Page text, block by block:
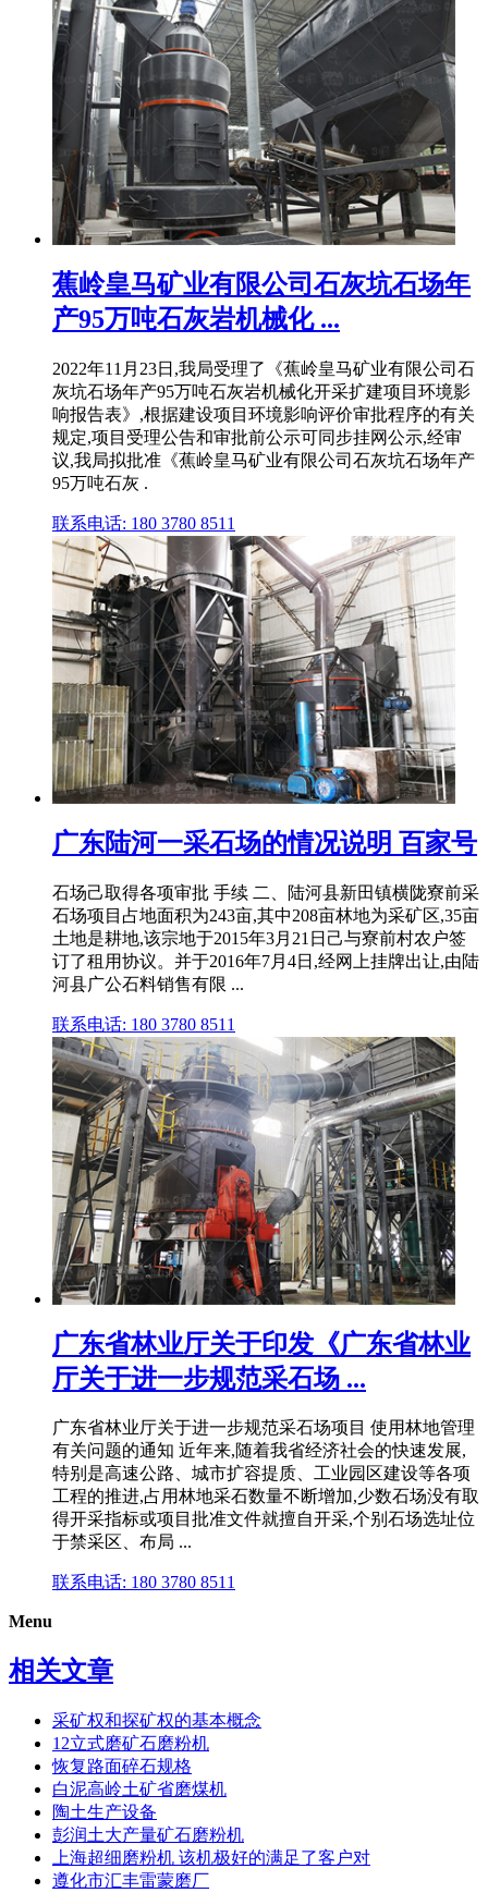
蕉岭皇马矿业有限公司石灰坑石场年
产95万吨石灰岩机械化 ...
2022年11月23日,我局受理了《蕉岭皇马矿业有限公司石
灰坑石场年产95万吨石灰岩机械化开采扩建项目环境影
响报告表》,根据建设项目环境影响评价审批程序的有关
规定,项目受理公告和审批前公示可同步挂网公示,经审
议,我局拟批准《蕉岭皇马矿业有限公司石灰坑石场年产
95万吨石灰 .
联系电话: 180 3780 8511
广东陆河一采石场的情况说明 百家号
石场己取得各项审批 手续 二、陆河县新田镇横陇寮前采
石场项目占地面积为243亩,其中208亩林地为采矿区,35亩
土地是耕地,该宗地于2015年3月21日己与寮前村农户签
订了租用协议。并于2016年7月4日,经网上挂牌出让,由陆
河县广公石料销售有限 ...
联系电话: 180 3780 8511
广东省林业厅关于印发《广东省林业
厅关于进一步规范采石场 ...
广东省林业厅关于进一步规范采石场项目 使用林地管理
有关问题的通知 近年来,随着我省经济社会的快速发展,
特别是高速公路、城市扩容提质、工业园区建设等各项
工程的推进,占用林地采石数量不断增加,少数石场没有取
得开采指标或项目批准文件就擅自开采,个别石场选址位
于禁采区、布局 ...
联系电话: 180 3780 8511
Menu
相关文章
采矿权和探矿权的基本概念
12立式磨矿石磨粉机
恢复路面碎石规格
白泥高岭土矿省磨煤机
陶土生产设备
彭润土大产量矿石磨粉机
上海超细磨粉机 该机极好的满足了客户对
遵化市汇丰雷蒙磨厂